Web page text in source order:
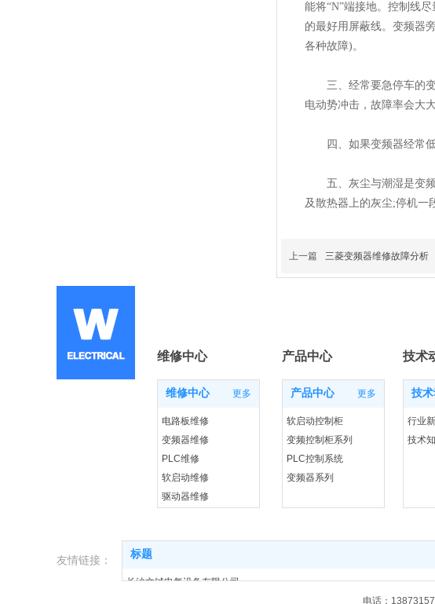
能将“N”端接地。控制线
的最好用屏蔽线。变频器
各种故障)。
三、经常要急停车的变
电动势冲击，故障率会大大
四、如果变频器经常低
五、灰尘与潮湿是变频
及散热器上的灰尘;停机一
上一篇 三菱变频器维修故障分析
维修中心 更多
电路板维修
变频器维修
PLC维修
软启动维修
驱动器维修
产品中心 更多
软启动控制柜
变频控制柜系列
PLC控制系统
变频器系列
技
行业
技术
维修中心 产品中心 技术
标题
长沙文铖电气设备有限公司
友情链接：
电话：